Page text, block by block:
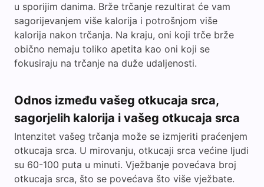
u sporijim danima. Brže trčanje rezultirat će vam
sagorijevanjem više kalorija i potrošnjom više
kalorija nakon trčanja. Na kraju, oni koji trče brže
obično nemaju toliko apetita kao oni koji se
fokusiraju na trčanje na duže udaljenosti.
Odnos između vašeg otkucaja srca,
sagorjelih kalorija i vašeg otkucaja srca
Intenzitet vašeg trčanja može se izmjeriti praćenjem
otkucaja srca. U mirovanju, otkucaji srca većine ljudi
su 60-100 puta u minuti. Vježbanje povećava broj
otkucaja srca, što se povećava što više vježbate.